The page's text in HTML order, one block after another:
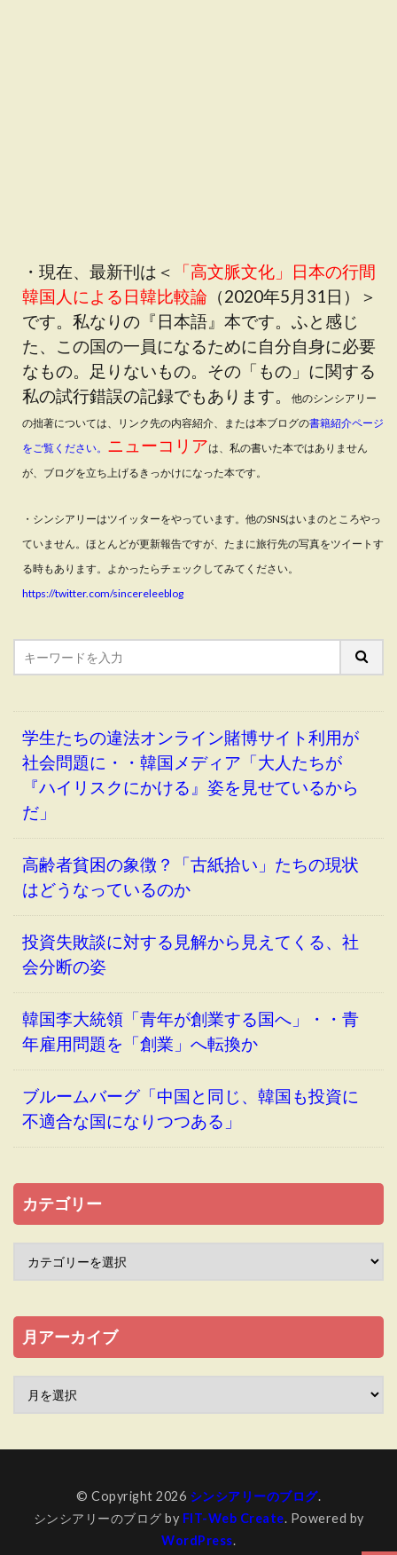
・現在、最新刊は＜
「高文脈文化」日本の行間
韓国人による日韓比較論 （2020年5月31日）＞
です。私なりの『日本語』本です。ふと感じ
た、この国の一員になるために自分自身に必要
なもの。足りないもの。その「もの」に関する
私の試行錯誤の記録でもあります。
他のシンシアリー
の拙著については、リンク先の内容紹介、または本ブログの書籍紹介ページ
をご覧ください。 ニューコリアは、私の書いた本ではありません
が、ブログを立ち上げるきっかけになった本です。
・シンシアリーはツイッターをやっています。他のSNSはいまのところやっ
ていません。ほとんどが更新報告ですが、たまに旅行先の写真をツイートす
る時もあります。よかったらチェックしてみてください。
https://twitter.com/sincereleeblog
学生たちの違法オンライン賭博サイト利用が
社会問題に・・韓国メディア「大人たちが
『ハイリスクにかける』姿を見せているから
だ」
高齢者貧困の象徴？「古紙拾い」たちの現状
はどうなっているのか
投資失敗談に対する見解から見えてくる、社
会分断の姿
韓国李大統領「青年が創業する国へ」・・青
年雇用問題を「創業」へ転換か
ブルームバーグ「中国と同じ、韓国も投資に
不適合な国になりつつある」
カテゴリー
月アーカイブ
© Copyright 2026 シンシアリーのブログ.
シンシアリーのブログ by FIT-Web Create. Powered by
WordPress.